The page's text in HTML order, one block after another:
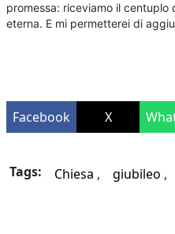
promessa: riceviamo il centuplo
eterna. E mi permetterei di
Facebook X
Tags: Chiesa giubileo